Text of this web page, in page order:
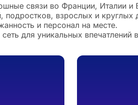
связи во Франции, Италии и
подростков, взрослых и круглых
и персонал на месте.
для уникальных впечатлений